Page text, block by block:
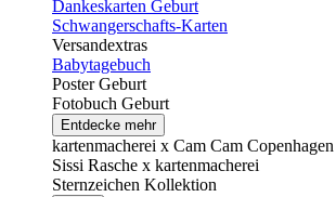
Dankeskarten Geburt
Schwangerschafts-Karten
Versandextras
Babytagebuch
Poster Geburt
Fotobuch Geburt
Entdecke mehr
kartenmacherei x Cam Cam Copenhagen
Sissi Rasche x kartenmacherei
Sternzeichen Kollektion